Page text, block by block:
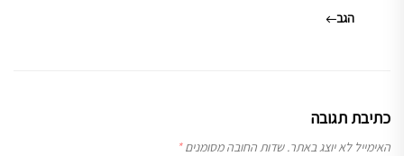
הגב
כתיבת תגובה
האימייל לא יוצג באתר. שדות החובה מסומנים*